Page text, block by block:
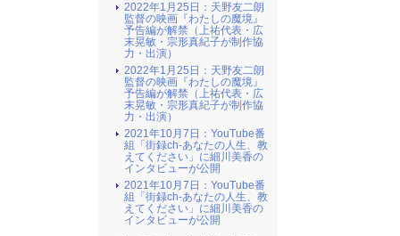
2022年1月25日：天野友二朗
監督の映画『わたしの魔境』
予告編が解禁（上祐代表・広
末晃敏・宗形真紀子が制作協
力・出演）
2022年1月25日：天野友二朗
監督の映画『わたしの魔境』
予告編が解禁（上祐代表・広
末晃敏・宗形真紀子が制作協
力・出演）
2021年10月7日：YouTube番
組「街録ch-あなたの人生、教
えてください」に細川美香の
インタビューが公開
2021年10月7日：YouTube番
組「街録ch-あなたの人生、教
えてください」に細川美香の
インタビューが公開